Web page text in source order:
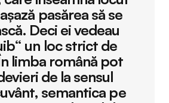
pasărea să se
Deci ei vedeau
un loc strict de
limba română pot
de la sensul
semantica pe